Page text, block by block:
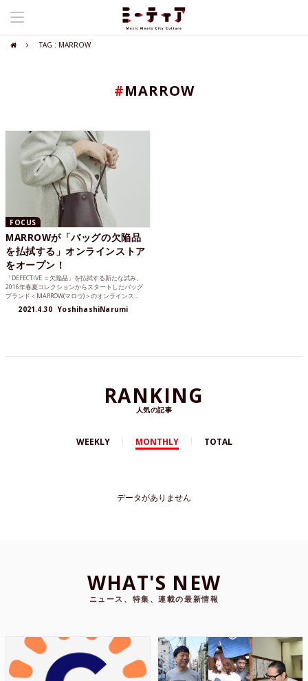
TAG : MARROW
#MARROW
FOCUS
MARROWが「バッグの欠陥品
を払拭する」オンラインストア
をオープン！
「DEFECTIVE ＝欠陥品」を払拭する新たな試み。
2016年春夏コレクションからスタートしたバッグ
ブランド＜MARROW(マロウ)＞のオンラインス...
2021.4.30 YoshihashiNarumi
RANKING
人気の記事
WEEKLY MONTHLY TOTAL
データがありません
WHAT'S NEW
ニュース、特集、連載の最新情報